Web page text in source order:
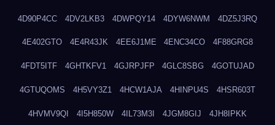
4D90P4CC 4DV2LKB3 4DWPQY14 4DYW6NWM 4DZ5J3RQ
4E402GTO 4E4R43JK 4EE6J1ME 4ENC34CO 4F88GRG8
4FDT5ITF 4GHTKFV1 4GJRPJFP 4GLC8SBG 4GOTUJAD
4GTUQOMS 4H5VY3Z1 4HCW1AJA 4HINPU4S 4HSR603T
4HVMV9QI 4I5H850W 4IL73M3I 4JGM8GIJ 4JH8IPKK